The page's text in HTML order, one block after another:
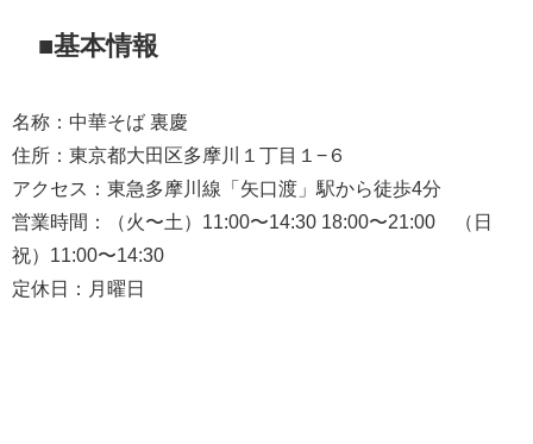
■基本情報
名称：中華そば 裏慶
住所：東京都大田区多摩川１丁目１−６
アクセス：東急多摩川線「矢口渡」駅から徒歩4分
営業時間：（火〜土）11:00〜14:30 18:00〜21:00 （日
祝）11:00〜14:30
定休日：月曜日